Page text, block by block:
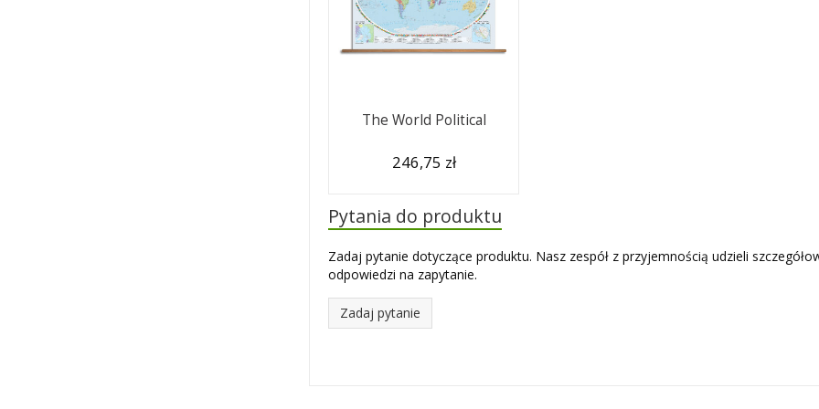
The World Political
246,75 zł
Pytania do produktu
Zadaj pytanie dotyczące produktu. Nasz zespół z przyjemnością udzieli
odpowiedzi na zapytanie.
Zadaj pytanie